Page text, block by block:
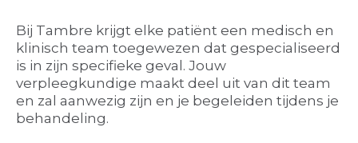
Bij Tambre krijgt elke patiënt een medisch en
klinisch team toegewezen dat gespecialiseerd
is in zijn specifieke geval. Jouw
verpleegkundige maakt deel uit van dit team
en zal aanwezig zijn en je begeleiden tijdens je
behandeling.